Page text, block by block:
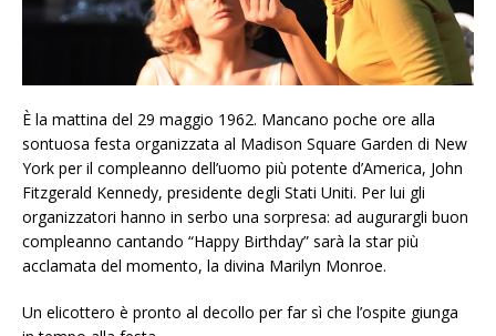
È la mattina del 29 maggio 1962. Mancano poche ore alla
sontuosa festa organizzata al Madison Square Garden di New
York per il compleanno dell’uomo più potente d’America, John
Fitzgerald Kennedy, presidente degli Stati Uniti. Per lui gli
organizzatori hanno in serbo una sorpresa: ad augurargli buon
compleanno cantando “Happy Birthday” sarà la star più
acclamata del momento, la divina Marilyn Monroe.
Un elicottero è pronto al decollo per far sì che l’ospite giunga